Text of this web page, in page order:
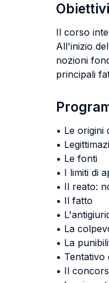
Il corso
All'inizio
nozioni
principali
• Le origini
•
• Le fonti
• I limiti di
• Il reato:
• Il fatto
•
• La
• La
•
• Il